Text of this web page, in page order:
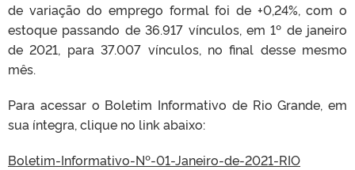
de variação do emprego formal foi de +0,24%, com o
estoque passando de 36.917 vínculos, em 1º de janeiro
de 2021, para 37.007 vínculos, no final desse mesmo
mês.
Para acessar o Boletim Informativo de Rio Grande, em
sua íntegra, clique no link abaixo:
Boletim-Informativo-Nº-01-Janeiro-de-2021-RIO